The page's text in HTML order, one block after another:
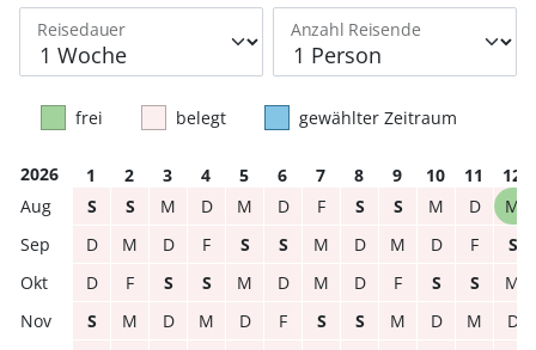
Reisedauer Anzahl Reisende
frei belegt gewählter Zeitraum
2026 1 2 3 4 5 6 7 8 9 10 11
12
S
S M D M D F S S M D
M
D
M D F S S M D M D F
S
D
F S S M D M D F S S
M
S
M D M D F S S M D M
D